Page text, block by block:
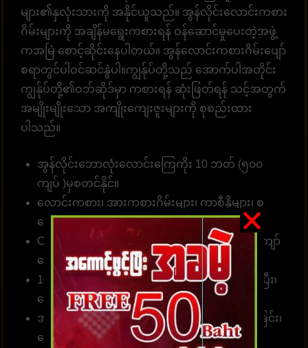
များ၏နှလုံးသားကို အနိုင်ယူသည်။ အွန်လိုင်းလောင်းကစား
ဂိမ်းများကို အချိန်မရွေးကစားရန် ဝန်ဆောင်မှုပေးတဲ့အဖွဲ့
ကအမြဲ စောင့်ဆိုင်းနေပါတယ်။ အွန်လောင်းကစားဂိမ်းပျော်
စရာတွင်ပါဝင်ဆင်နွဲပါ။ကျွန်ုပ်တို့သည် အောက်ပါအတိုင်း
ကျွန်ုပ်တို့၏ဝဘ်ဆိုဒ်မှာ ကစားရန် ဆုံးဖြတ်ရန် သင့်အတွက်
အမျိုးမျိုးသော အကျိုးကျေးဇူးများကို စုစည်းထား
ပါသည်။
အွန်လိုင်းဘောလုံးလောင်းကြေကိုး 10 ဘတ် (၅၀၀
ကျပ် )မှစတင်နိုင်။
လောင်းကစား၊ အားကစားဂိမ်းများ၊ ကာစီနိုများ၊ စ
လော့များအတွက်ဝန်ဆောင်မှုလင့်ခ်။
Customer တစ်ဦးတည်းသည် ဂိမ်းပေါင်း 1၀00 ကျော်
လောင်းကစားနိုင်သည်။
10 စက္ကန့်အတွင်း တော်တို စနစ်ဖြင့် လျှောက်ထားပြီး၊
ငွေသွင်း၊ ငွေထုတ်နိုင်ပါတယ်။
အမှန်အကန်ငွေပေးချေခြင်း၊ လျှင်မြန်သောငွေလွှဲခြင်း၊
ငွေကြေးယုံကြည်စိတ်ချခြင်း။